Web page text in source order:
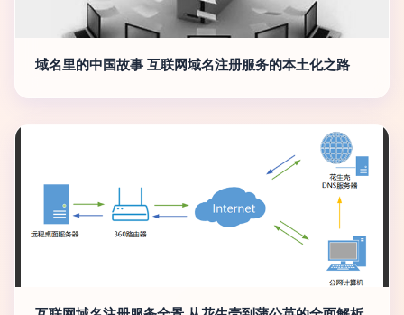
域名里的中国故事 互联网域名注册服务的本土化之路